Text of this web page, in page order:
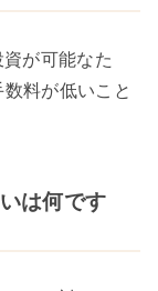
が可能なた
料が低いこと
は何です